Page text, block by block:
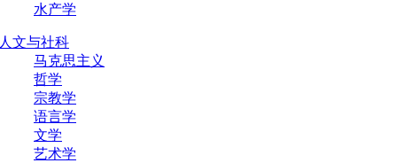
水产学
文与社科
马克思主义
哲学
宗教学
语言学
文学
艺术学